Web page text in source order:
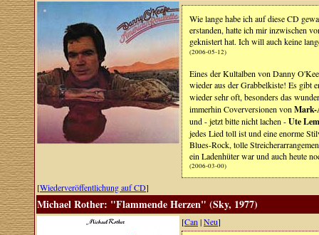
Wie lange habe ich auf diese CD
erstanden, hatte ich mir inzwischen
geknistert hat. Ich will auch keine
(2006-05-12)
Eines der Kultalben von Danny
wieder aus der Grabbelkiste! Es gibt
wieder sehr oft, besonders das
immerhin Coverversionen von Mark-
und - jetzt bitte nicht lachen -Ute
jedes Lied toll ist und eine enorme
Blues-Rock, tolle
ein Ladenhüter war und auch heute
(2006-03-00)
[Wiederveröffentlichung auf CD]
Michael Rother: "Flammende Herzen" (Sky, 1977)
[Can |Neu]